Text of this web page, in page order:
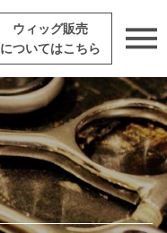
ウィッグ販売
についてはこちら